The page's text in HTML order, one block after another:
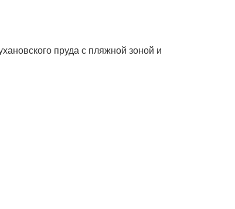
пруда с пляжной зоной и